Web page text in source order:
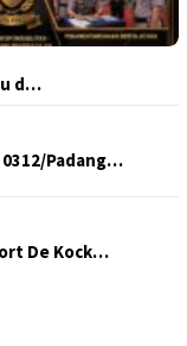
d…
0312/Padang…
De Kock…